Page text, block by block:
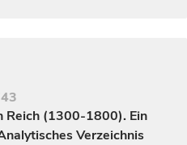
Reich (1300-1800). Ein
Verzeichnis